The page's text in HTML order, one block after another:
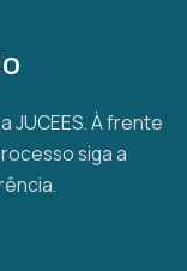
JUCEES. À frente
siga a